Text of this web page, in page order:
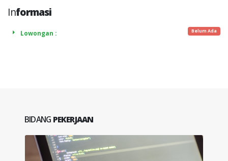
Informasi
Lowongan : Belum Ada
BIDANG PEKERJAAN